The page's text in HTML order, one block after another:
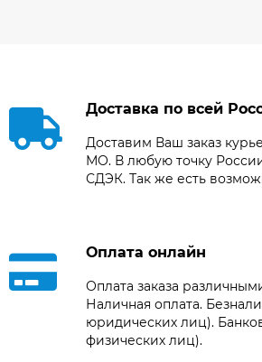
Доставка по всей
Доставим Ваш заказ
МО. В любую точку
СДЭК. Так же есть
Оплата онлайн
Оплата заказа
Наличная оплата.
юридических лиц).
физических лиц).